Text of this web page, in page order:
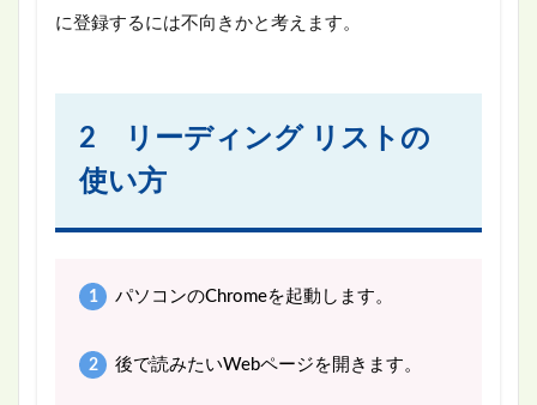
に登録するには不向きかと考えます。
2 リーディング リストの
使い方
パソコンのChromeを起動します。
後で読みたいWebページを開きます。